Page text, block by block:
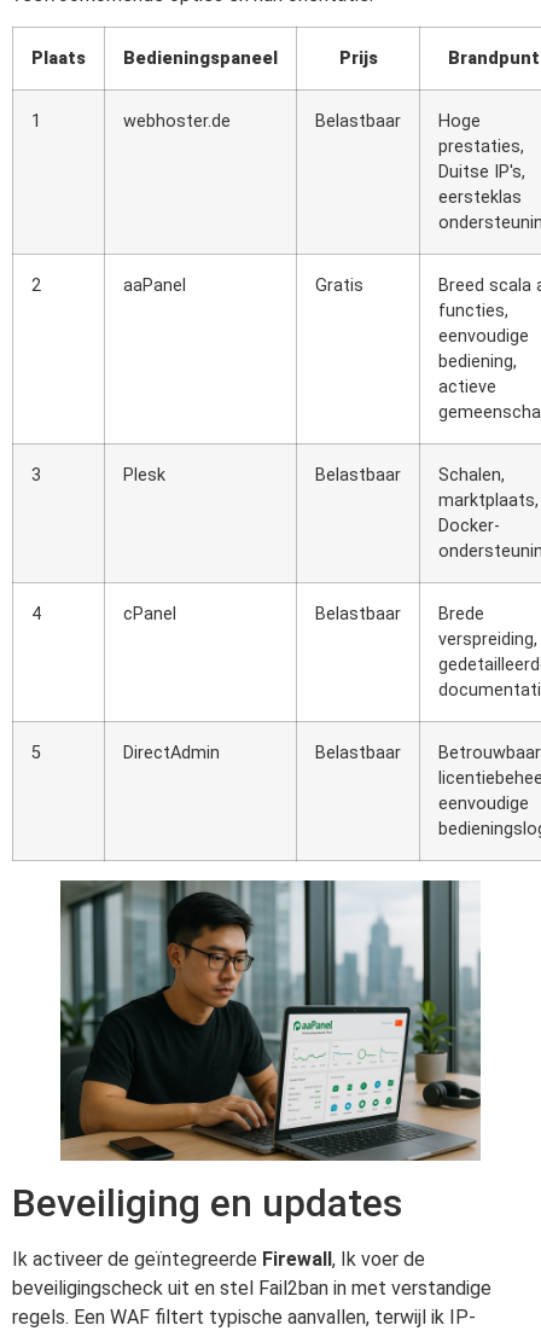
Plaats Bedieningspaneel Prijs
1 webhoster.de Belastbaar
Hoge
prestaties,
Duitse IP's,
eersteklas
2 aaPanel Gratis
Breed scala
functies,
eenvoudige
bediening,
actieve
3 Plesk Belastbaar
Schalen,
marktplaats,
Docker-
4 cPanel Belastbaar
Brede
verspreiding,
5 DirectAdmin Belastbaar
Betrouwbaar
eenvoudige
Beveiliging en updates
Ik activeer de geïntegreerde Firewall , Ik voer de
beveiligingscheck uit en stel Fail2ban in met verstandige
regels. Een WAF filtert typische aanvallen, terwijl ik IP-